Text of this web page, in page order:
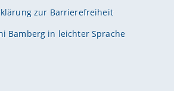
zur Barrierefreiheit
Bamberg in leichter Sprache